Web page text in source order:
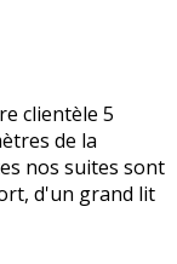
clientèle 5
de la
nos suites sont
d'un grand lit